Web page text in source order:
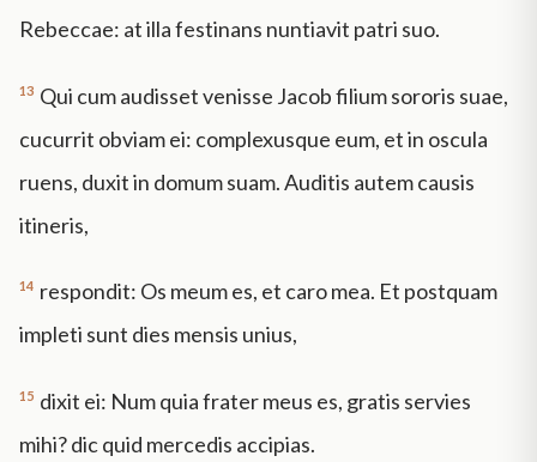
Rebeccae: at illa festinans nuntiavit patri suo.
13 Qui cum audisset venisse Jacob filium sororis suae,
cucurrit obviam ei: complexusque eum, et in oscula
ruens, duxit in domum suam. Auditis autem causis
itineris,
14 respondit: Os meum es, et caro mea. Et postquam
impleti sunt dies mensis unius,
15 dixit ei: Num quia frater meus es, gratis servies
mihi? dic quid mercedis accipias.